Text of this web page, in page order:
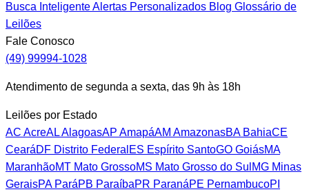
Busca InteligenteAlertas Personalizados Blog Glossário de
Leilões
Fale Conosco
(49) 99994-1028
Atendimento de segunda a sexta, das 9h às 18h
Leilões por Estado
AC AcreALAlagoasAP AmapáAM AmazonasBABahiaCE
CearáDF Distrito Federal ES Espírito SantoGO GoiásMA
MaranhãoMT Mato GrossoMS Mato Grosso do Sul MG Minas
GeraisPAParáPB ParaíbaPR ParanáPE PernambucoPI